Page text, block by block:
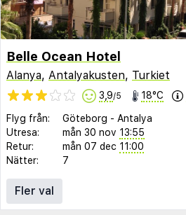
Belle Ocean Hotel
Alanya, Antalyakusten, Turkiet
3,9/5 18°C
Flyg från: Göteborg - Antalya
Utresa:
mån 30 nov 13:55
Retur:
mån 07 dec 11:00
Nätter:
7
Fler val